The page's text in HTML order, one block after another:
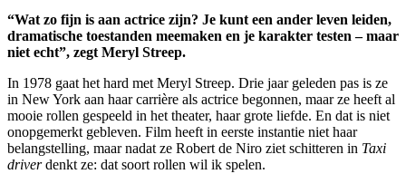
“Wat zo fijn is aan actrice zijn? Je kunt een ander leven leiden,
dramatische toestanden meemaken en je karakter testen – maar
niet echt”, zegt Meryl Streep.
In 1978 gaat het hard met Meryl Streep. Drie jaar geleden pas is ze
in New York aan haar carrière als actrice begonnen, maar ze heeft al
mooie rollen gespeeld in het theater, haar grote liefde. En dat is niet
onopgemerkt gebleven. Film heeft in eerste instantie niet haar
belangstelling, maar nadat ze Robert de Niro ziet schitteren in Taxi
driverdenkt ze: dat soort rollen wil ik spelen.